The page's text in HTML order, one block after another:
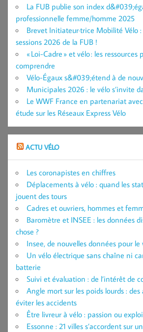
La FUB publie son index
professionnelle femme/homme 2025
Brevet Initiateur·trice Mobilité Vélo
sessions 2026 de la FUB !
« Loi-Cadre » et vélo : les ressources
comprendre
Vélo-Égaux s&#039;étend à de
Municipales 2026 : le vélo s’invite
Le WWF France en partenariat
étude sur les Réseaux Express Vélo
ACTU VÉLO
Les coronapistes en chiffres
Déplacements à vélo : quand les
jouent des tours
Cadres et ouvriers, hommes et
Baromètre et INSEE : les données
chose ?
Insee, de nouvelles données pour le
Un vélo électrique sans chaîne ni
batterie
Suivi et évaluation : de l’intérêt de
Angle mort sur les poids lourds :
éviter les accidents
Être livreur à vélo : passion ou
Essonne : 21 villes s’accordent sur